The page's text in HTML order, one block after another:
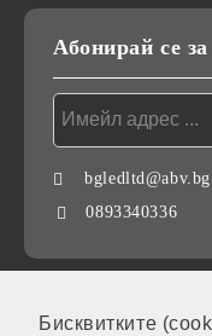
Бисквитките
Абонирай се
bgledltd@abv.bg
0893340336